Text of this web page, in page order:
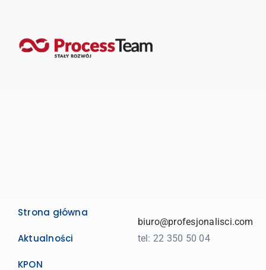
Strona główna
Aktualności
KPON
biuro@profesjonalisci.com
tel: 22 350 50 04